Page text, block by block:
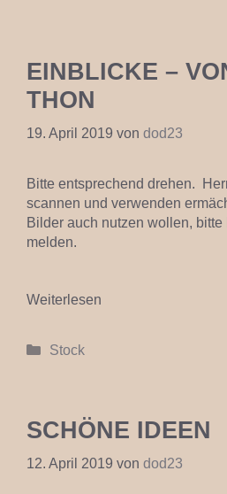
EINBLICKE –
THON
19. April 2019 von dod23
Bitte entsprechend drehen.
scannen und verwenden
Bilder auch nutzen wollen, bitte
melden.
Weiterlesen
Kategorien
Stock
SCHÖNE IDEEN
12. April 2019 von dod23